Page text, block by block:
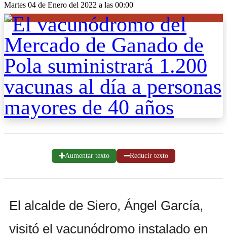
Martes 04 de Enero del 2022 a las 00:00
➕Aumentar texto ➖Reducir texto
El alcalde de Siero, Ángel García,
visitó el vacunódromo instalado en